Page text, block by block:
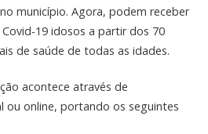
município. Agora, podem receber
19 idosos a partir dos 70
de saúde de todas as idades.
acontece através de
ou online, portando os seguintes